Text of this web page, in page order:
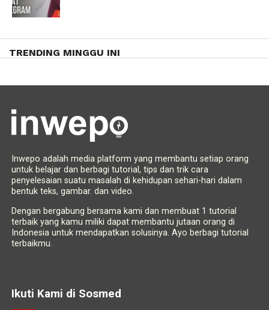
TRENDING MINGGU INI
Inwepo adalah media platform yang membantu setiap orang
untuk belajar dan berbagi tutorial, tips dan trik cara
penyelesaian suatu masalah di kehidupan sehari-hari dalam
bentuk teks, gambar. dan video.
Dengan bergabung bersama kami dan membuat 1 tutorial
terbaik yang kamu miliki dapat membantu jutaan orang di
Indonesia untuk mendapatkan solusinya. Ayo berbagi tutorial
terbaikmu.
Ikuti Kami di Sosmed